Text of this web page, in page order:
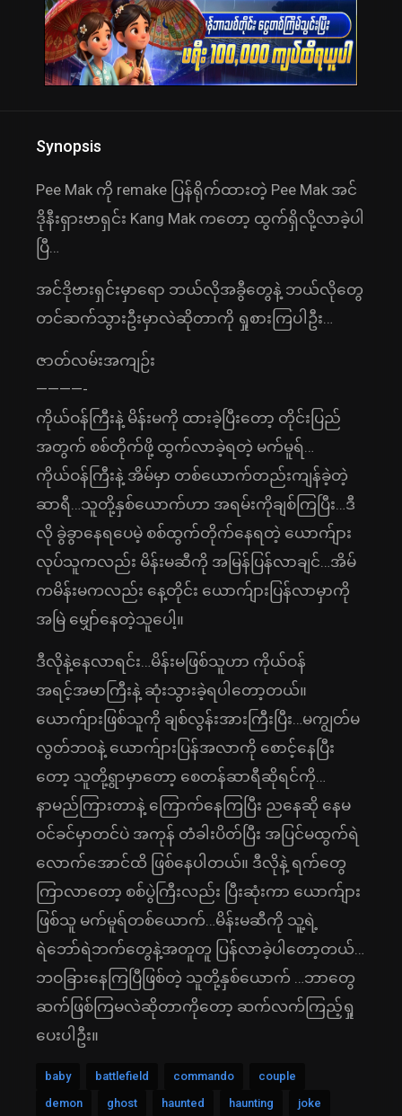
Synopsis
Pee Mak ကို remake ပြန်ရိုက်ထားတဲ့ Pee Mak အင်
ဒိုနီးရှားဗာရှင်း Kang Mak ကတော့ ထွက်ရှိလို့လာခဲ့ပါ
ပြီ…
အင်ဒိုဗားရှင်းမှာရော ဘယ်လိုအခွီတွေနဲ့ ဘယ်လိုတွေ
တင်ဆက်သွားဦးမှာလဲဆိုတာကို ရှုစားကြပါဦး…
ဇာတ်လမ်းအကျဉ်း
————-
ကိုယ်ဝန်ကြီးနဲ့ မိန်းမကို ထားခဲ့ပြီးတော့ တိုင်းပြည်
အတွက် စစ်တိုက်ဖို့ ထွက်လာခဲ့ရတဲ့ မက်မူရ်…
ကိုယ်ဝန်ကြီးနဲ့ အိမ်မှာ တစ်ယောက်တည်းကျန်ခဲ့တဲ့
ဆာရီ…သူတို့နှစ်ယောက်ဟာ အရမ်းကိုချစ်ကြပြီး…ဒီ
လို ခွဲခွာနေရပေမဲ့ စစ်ထွက်တိုက်နေရတဲ့ ယောက်ျား
လုပ်သူကလည်း မိန်းမဆီကို အမြန်ပြန်လာချင်…အိမ်
ကမိန်းမကလည်း နေ့တိုင်း ယောက်ျားပြန်လာမှာကို
အမြဲ မျှော်နေတဲ့သူပေါ့။
ဒီလိုနဲ့နေလာရင်း…မိန်းမဖြစ်သူဟာ ကိုယ်ဝန်
အရင့်အမာကြီးနဲ့ ဆုံးသွားခဲ့ရပါတော့တယ်။
ယောက်ျားဖြစ်သူကို ချစ်လွန်းအားကြီးပြီး…မကျွတ်မ
လွတ်ဘဝနဲ့ ယောက်ျားပြန်အလာကို စောင့်နေပြီး
တော့ သူတို့ရွာမှာတော့ စေတန်ဆာရီဆိုရင်ကို…
နာမည်ကြားတာနဲ့ ကြောက်နေကြပြီး ညနေဆို နေမ
ဝင်ခင်မှာတင်ပဲ အကုန် တံခါးပိတ်ပြီး အပြင်မထွက်ရဲ
လောက်အောင်ထိ ဖြစ်နေပါတယ်။ ဒီလိုနဲ့ ရက်တွေ
ကြာလာတော့ စစ်ပွဲကြီးလည်း ပြီးဆုံးကာ ယောက်ျား
ဖြစ်သူ မက်မူရ်တစ်ယောက်…မိန်းမဆီကို သူ့ရဲ့
ရဲဘော်ရဲဘက်တွေနဲ့အတူတူ ပြန်လာခဲ့ပါတော့တယ်…
ဘဝခြားနေကြပြီဖြစ်တဲ့ သူတို့နှစ်ယောက် …ဘာတွေ
ဆက်ဖြစ်ကြမလဲဆိုတာကိုတော့ ဆက်လက်ကြည့်ရှု
ပေးပါဦး။
baby battlefield commando
couple
demon
ghost haunted haunting joke